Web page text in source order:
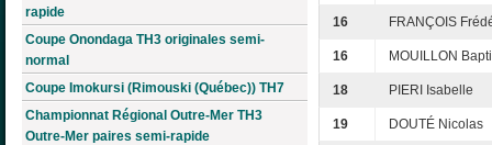
rapide
Coupe Onondaga TH3 originales semi-
normal
Coupe Imokursi (Rimouski (Québec)) TH7
Championnat Régional Outre-Mer TH3
Outre-Mer paires semi-rapide
16 FRANÇOIS
16 MOUILLON
18 PIERI Isabelle
19 DOUTÉ Nicolas